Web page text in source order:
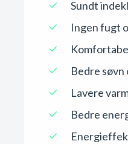
Sundt
Ingen fugt
Bedre søvn
Lavere
Bedre